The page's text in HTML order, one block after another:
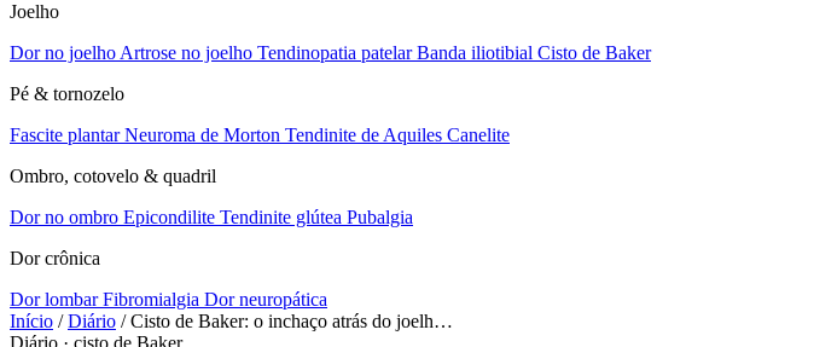
Joelho
Dor no joelho Artrose no joelho Tendinopatia patelarBanda iliotibial Cisto de Baker
Pé & tornozelo
Fascite plantarNeuroma de Morton Tendinite de Aquiles Canelite
Ombro, cotovelo & quadril
Dor no ombro Epicondilite Tendinite glútea Pubalgia
Dor crônica
Dor lombarFibromialgia Dor neuropática
Início / Diário / Cisto de Baker: o inchaço atrás do joelh…
Diário · cisto de Baker